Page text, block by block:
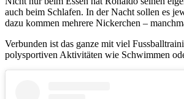
auch beim Schlafen. In der Nacht sollen es
dazu kommen mehrere Nickerchen –
Verbunden ist das ganze mit viel
polysportiven Aktivitäten wie Schwimmen